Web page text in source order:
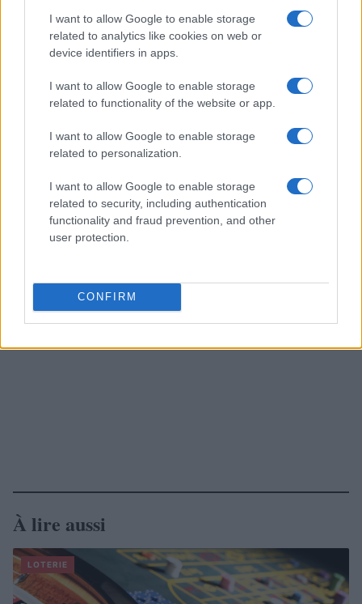
I want to allow Google to enable storage
related to analytics like cookies on web or
device identifiers in apps.
I want to allow Google to enable storage
related to functionality of the website or app.
I want to allow Google to enable storage
related to personalization.
I want to allow Google to enable storage
related to security, including authentication
functionality and fraud prevention, and other
user protection.
CONFIRM
AUTEUR
À lire aussi
LOTERIE